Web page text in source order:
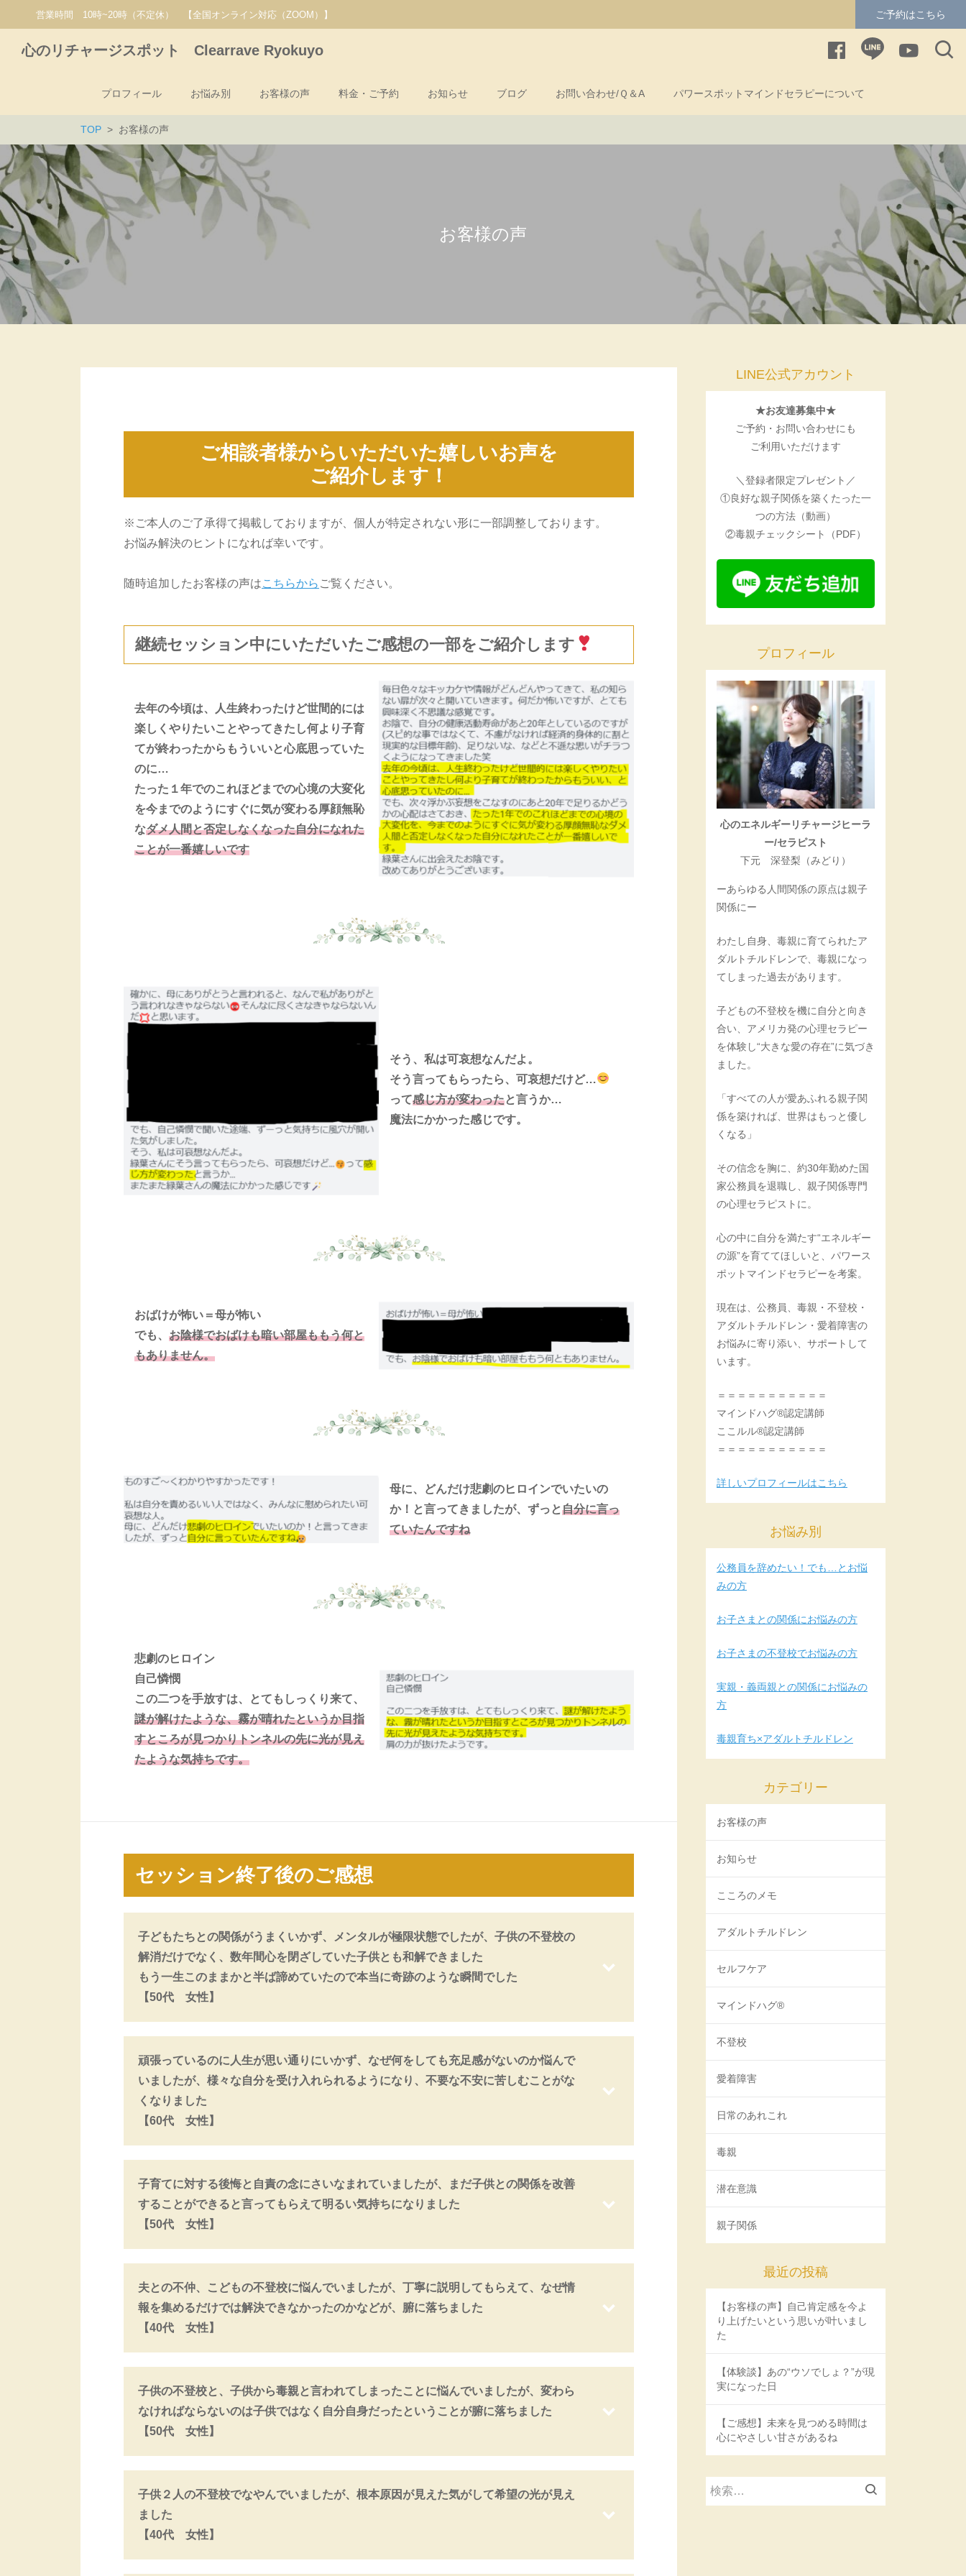
営業時間 10時~20時（不定休） 【全国オンライン対応（ZOOM）】 ご予約はこちら
心のリチャージスポット Clearrave Ryokuyo
プロフィール お悩み別 お客様の声 料金・ご予約 お知らせ ブログ お問い合わせ/Ｑ＆A パワースポットマインドセラピーについて
TOP お客様の声
お客様の声
ご相談者様からいただいた嬉しいお声を
ご紹介します！
※ご本人のご了承得て掲載しておりますが、個人が特定されない形に一部調整しております。
お悩み解決のヒントになれば幸いです。
随時追加したお客様の声はこちらから ご覧ください。
継続セッション中にいただいたご感想の一部をご紹介します
去年の今頃は、人生終わったけど世間的には
楽しくやりたいことやってきたし何より子育
てが終わったからもういいと心底思っていた
のに…
たった１年でのこれほどまでの心境の大変化
を今までのようにすぐに気が変わる厚顔無恥
なダメ人間と否定しなくなった自分になれた
ことが一番嬉しいです
そう、私は可哀想なんだよ。
そう言ってもらったら、可哀想だけど…
って感じ方が変わったと言うか…
魔法にかかった感じです。
おばけが怖い＝母が怖い
でも、 お陰様でおばけも暗い部屋ももう何と
もありません。
母に、どんだけ悲劇のヒロインでいたいの
か！と言ってきましたが、ずっと自分に言っ
ていたんですね
悲劇のヒロイン
自己憐憫
この二つを手放すは、とてもしっくり来て、
謎が解けたような、霧が晴れたというか目指
すところが見つかりトンネルの先に光が見え
たような気持ちです。
セッション終了後のご感想
子どもたちとの関係がうまくいかず、メンタルが極限状態でしたが、子供の不登校の
解消だけでなく、数年間心を閉ざしていた子供とも和解できました
もう一生このままかと半ば諦めていたので本当に奇跡のような瞬間でした
【50代 女性】
頑張っているのに人生が思い通りにいかず、なぜ何をしても充足感がないのか悩んで
いましたが、様々な自分を受け入れられるようになり、不要な不安に苦しむことがな
くなりました
【60代 女性】
子育てに対する後悔と自責の念にさいなまれていましたが、まだ子供との関係を改善
することができると言ってもらえて明るい気持ちになりました
【50代 女性】
夫との不仲、こどもの不登校に悩んでいましたが、丁寧に説明してもらえて、なぜ情
報を集めるだけでは解決できなかったのかなどが、腑に落ちました
【40代 女性】
子供の不登校と、子供から毒親と言われてしまったことに悩んでいましたが、変わら
なければならないのは子供ではなく自分自身だったということが腑に落ちました
【50代 女性】
子供２人の不登校でなやんでいましたが、根本原因が見えた気がして希望の光が見え
ました
【40代 女性】
LINE公式アカウント
★お友達募集中★
ご予約・お問い合わせにも
ご利用いただけます
＼登録者限定プレゼント／
①良好な親子関係を築くたった一
つの方法（動画）
②毒親チェックシート（PDF）
プロフィール
心のエネルギーリチャージヒーラ
ー/セラピスト
下元 深登梨（みどり）
ーあらゆる人間関係の原点は親子
関係にー
わたし自身、毒親に育てられたア
ダルトチルドレンで、毒親になっ
てしまった過去があります。
子どもの不登校を機に自分と向き
合い、アメリカ発の心理セラピー
を体験し“大きな愛の存在”に気づき
ました。
「すべての人が愛あふれる親子関
係を築ければ、世界はもっと優し
くなる」
その信念を胸に、約30年勤めた国
家公務員を退職し、親子関係専門
の心理セラピストに。
心の中に自分を満たす“エネルギー
の源”を育ててほしいと、パワース
ポットマインドセラピーを考案。
現在は、公務員、毒親・不登校・
アダルトチルドレン・愛着障害の
お悩みに寄り添い、サポートして
います。
＝＝＝＝＝＝＝＝＝＝＝
マインドハグ®認定講師
ここルル®認定講師
＝＝＝＝＝＝＝＝＝＝＝
詳しいプロフィールはこちら
お悩み別
公務員を辞めたい！でも…とお悩
みの方
お子さまとの関係にお悩みの方
お子さまの不登校でお悩みの方
実親・義両親との関係にお悩みの
方
毒親育ち×アダルトチルドレン
カテゴリー
お客様の声
お知らせ
こころのメモ
アダルトチルドレン
セルフケア
マインドハグ®
不登校
愛着障害
日常のあれこれ
毒親
潜在意識
親子関係
最近の投稿
【お客様の声】自己肯定感を今よ
り上げたいという思いが叶いまし
た
【体験談】あの“ウソでしょ？”が現
実になった日
【ご感想】未来を見つめる時間は
心にやさしい甘さがあるね
検
索: